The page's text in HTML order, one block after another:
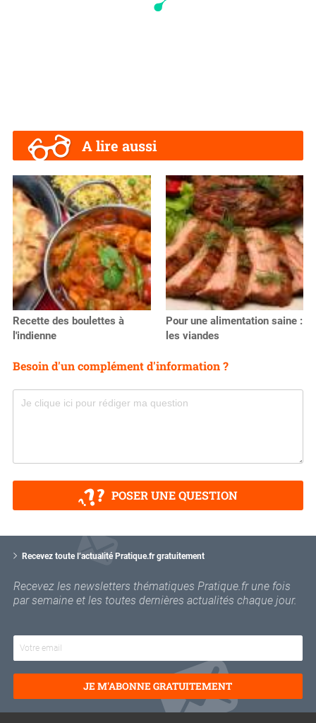
A lire aussi
Recette des boulettes à
l'indienne
Pour une alimentation saine :
les viandes
Besoin d'un complément d'information ?
POSER UNE QUESTION
Recevez toute l’actualité Pratique.fr gratuitement
Recevez les newsletters thématiques Pratique.fr une fois
par semaine et les toutes dernières actualités chaque jour.
o
r
e
e
JE M'ABONNE GRATUITEMENT